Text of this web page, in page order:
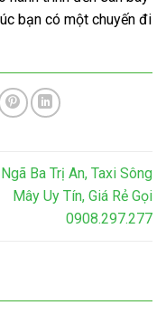
bạn có một chuyến đi
Ba Trị An, Taxi Sông
Mây Uy Tín, Giá Rẻ Gọi
0908.297.277